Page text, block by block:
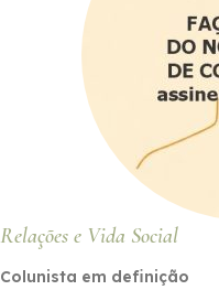
Relações e Vida Social
Colunista em definição